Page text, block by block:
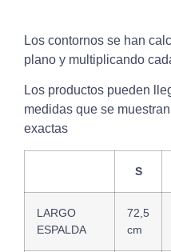
Los contornos se han
plano y multiplicando
Los productos pueden
medidas que se
exactas
S
LARGO
ESPALDA
72,5
cm